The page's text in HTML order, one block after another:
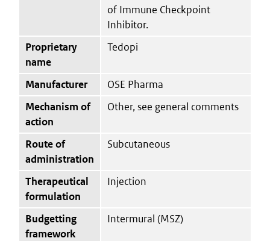
of Immune Checkpoint
Inhibitor.
Proprietary
name
Tedopi
Manufacturer
OSE Pharma
Mechanism of
action
Other, see general comments
Route of
administration
Subcutaneous
Therapeutical
formulation
Injection
Budgetting
framework
Intermural (MSZ)